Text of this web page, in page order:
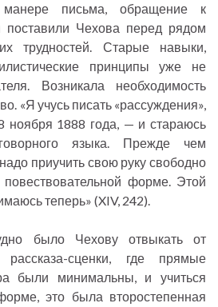
письма, обращение к
Чехова перед рядом
трудностей. Старые навыки,
принципы уже не
Возникала необходимость
«Я учусь писать «рассуждения»,
ноября 1888 года, — и стараюсь
языка. Прежде чем
приучить свою руку свободно
форме. Этой
теперь» (XIV, 242).
было Чехову отвыкать от
сценки, где прямые
были минимальны, и учиться
это была второстепенная